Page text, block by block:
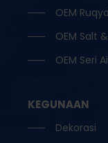
OEM
OEM Salt
OEM Seri
KEGUNAAN
Dekorasi